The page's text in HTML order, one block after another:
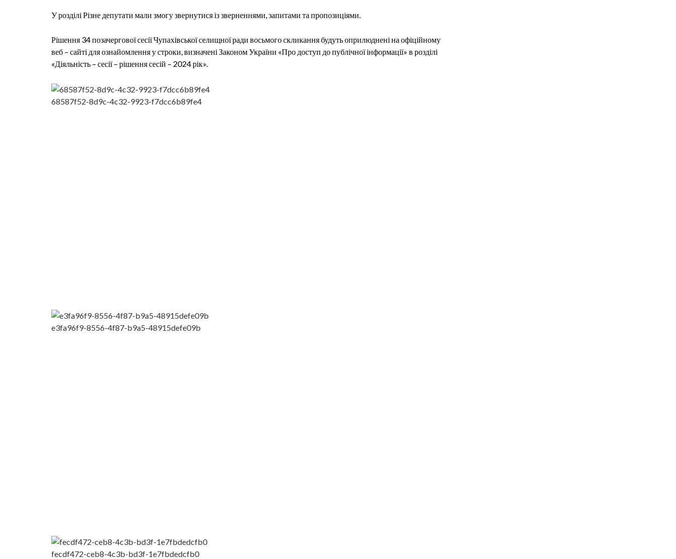
У розділі Різне депутати мали змогу звернутися із зверненнями, запитами та пропозиціями.
Рішення 34 позачергової сесії Чупахівської селищної ради восьмого скликання будуть оприлюднені на офіційному
веб – сайті для ознайомлення у строки, визначені Законом України «Про доступ до публічної інформації» в розділі
«Діяльність – сесії – рішення сесій – 2024 рік».
68587f52-8d9c-4c32-9923-f7dcc6b89fe4
e3fa96f9-8556-4f87-b9a5-48915defe09b
fecdf472-ceb8-4c3b-bd3f-1e7fbdedcfb0